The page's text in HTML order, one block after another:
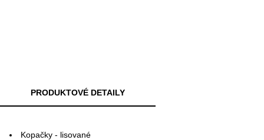
PRODUKTOVÉ DETAILY
Kopačky - lisované